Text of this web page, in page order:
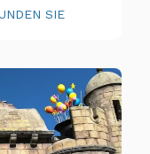
SIE